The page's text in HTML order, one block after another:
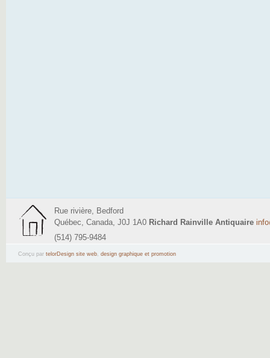
Rue rivière, Bedford
Québec, Canada, J0J 1A0 Richard Rainville Antiquaire
(514) 795-9484
Conçu par telorDesign site web, design graphique et promotion